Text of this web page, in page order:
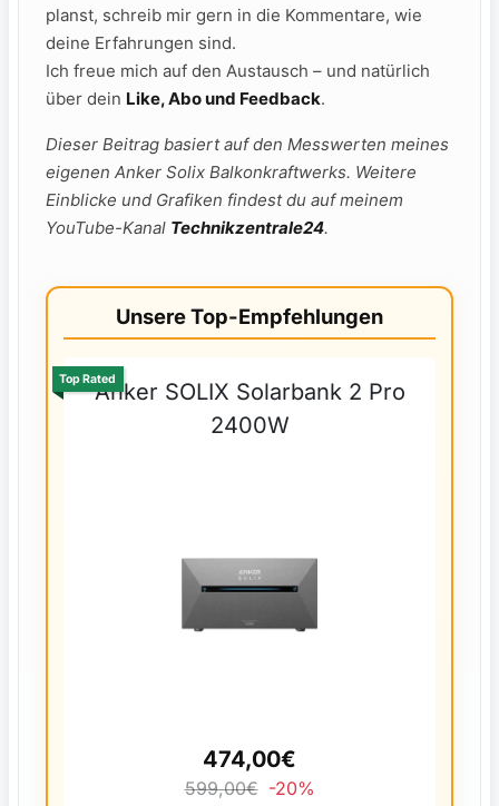
planst, schreib mir gern in die Kommentare, wie
deine Erfahrungen sind.
Ich freue mich auf den Austausch – und natürlich
über dein Like, Abo und Feedback.
Dieser Beitrag basiert auf den Messwerten meines
eigenen Anker Solix Balkonkraftwerks. Weitere
Einblicke und Grafiken findest du auf meinem
YouTube-Kanal Technikzentrale24.
Unsere Top-Empfehlungen
Anker SOLIX Solarbank 2 Pro
2400W
Top Rated
474,00€
599,00€ -20%